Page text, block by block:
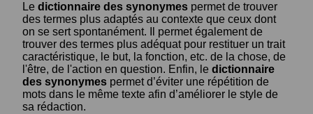
Le dictionnaire des synonymes permet de trouver
des termes plus adaptés au contexte que ceux dont
on se sert spontanément. Il permet également de
trouver des termes plus adéquat pour restituer un trait
caractéristique, le but, la fonction, etc. de la chose, de
l'être, de l'action en question. Enfin, le dictionnaire
des synonymes permet d’éviter une répétition de
mots dans le même texte afin d’améliorer le style de
sa rédaction.